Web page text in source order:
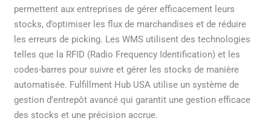
permettent aux entreprises de gérer efficacement leurs
stocks, d’optimiser les flux de marchandises et de réduire
les erreurs de picking. Les WMS utilisent des technologies
telles que la RFID (Radio Frequency Identification) et les
codes-barres pour suivre et gérer les stocks de manière
automatisée. Fulfillment Hub USA utilise un système de
gestion d’entrepôt avancé qui garantit une gestion efficace
des stocks et une précision accrue.